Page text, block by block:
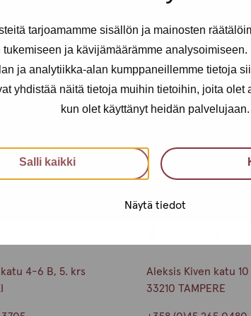
tarjoamamme sisällön ja mainosten
ja kävijämäärämme
ja analytiikka-alan kumppaneillemme tietoja
yhdistää näitä tietoja muihin tietoihin, joita olet
kun olet käyttänyt heidän palvelujaan.
Salli kaikki
Näytä tiedot
4-6 B, 5. krs
Aleksis Kiven katu 10
33210 TAMPERE